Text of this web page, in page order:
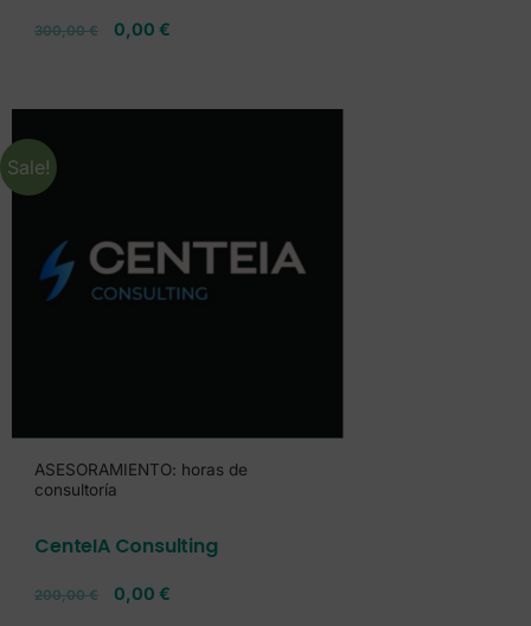
300,00€ 0,00 €
Sale!
ASESORAMIENTO: horas de
consultoría
CenteIA Consulting
200,00€ 0,00 €